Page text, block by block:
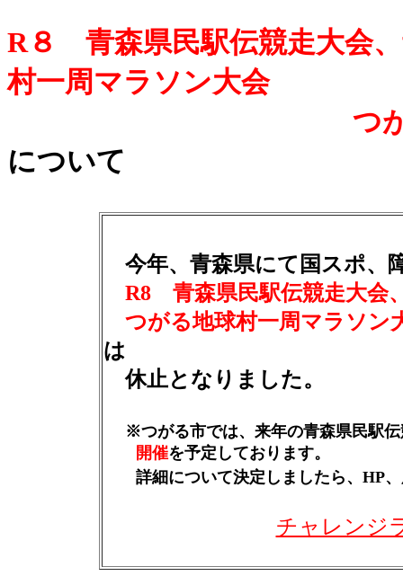
R８ 青森県民駅伝競走大会
村一周マラソン大会
つがるスポー
について
今年、青森県にて国スポ、
R8 青森県民駅伝競走大会
つがる地球村一周マラソン
は
休止となりました。
※つがる市では、来年の青森県民駅
開催を予定しております。
詳細について決定しましたら、HP、
チャレンジ